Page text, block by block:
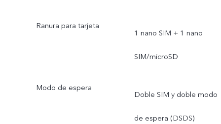
Ranura para tarjeta
1 nano SIM + 1 nano
SIM/microSD
Modo de espera
Doble SIM y doble modo
de espera (DSDS)